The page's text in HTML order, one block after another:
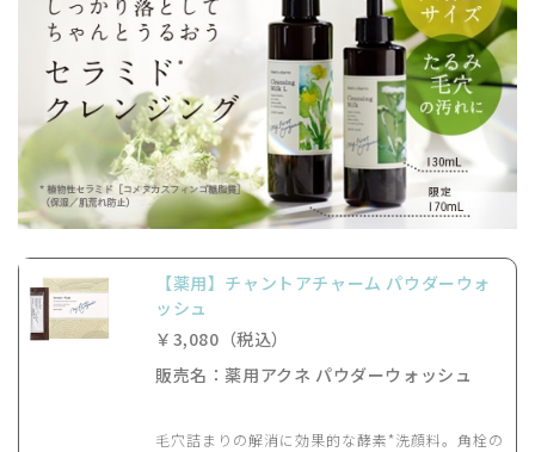
【薬用】チャントアチャーム パウダーウォ
ッシュ
￥3,080（税込）
販売名：薬用アクネ パウダーウォッシュ
毛穴詰まりの解消に効果的な酵素*洗顔料。角栓の